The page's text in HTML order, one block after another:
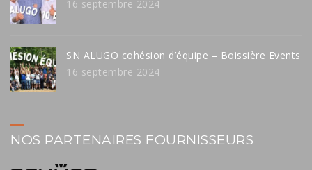
16 septembre 2024
SN ALUGO cohésion d’équipe – Boissière Events
16 septembre 2024
NOS PARTENAIRES FOURNISSEURS